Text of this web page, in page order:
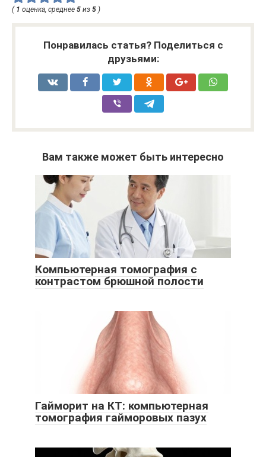
( 1 оценка, среднее 5 из 5 )
Понравилась статья? Поделиться с
друзьями:
Вам также может быть интересно
Компьютерная томография с
контрастом брюшной полости
Гайморит на КТ: компьютерная
томография гайморовых пазух